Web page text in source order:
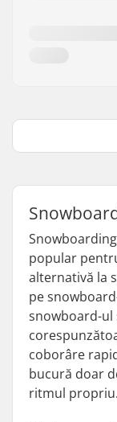
popular
alternativă la
pe
snowboard-ul
coborâre
bucură doar
ritmul propriu.